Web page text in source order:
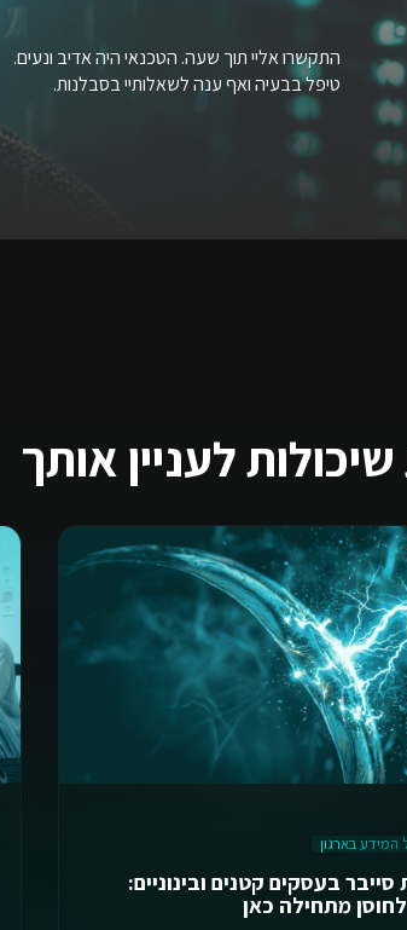
התקשרו אליי תוך שעה. הטכנאי היה אדיב ונעים.
טיפל בבעיה ואף ענה לשאלותיי בסבלנות.
לעניין אותך
המידע בארגון
סייבר בעסקים קטנים ובינוניים:
מתחילה כאן